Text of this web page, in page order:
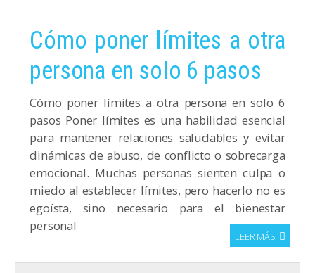
Cómo poner límites a otra
persona en solo 6 pasos
Cómo poner límites a otra persona en solo 6
pasos Poner límites es una habilidad esencial
para mantener relaciones saludables y evitar
dinámicas de abuso, de conflicto o sobrecarga
emocional. Muchas personas sienten culpa o
miedo al establecer límites, pero hacerlo no es
egoísta, sino necesario para el bienestar
personal
LEER MÁS